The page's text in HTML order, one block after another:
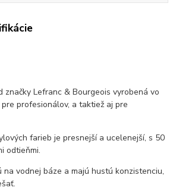
značky Lefranc & Bourgeois vyrobená vo
profesionálov, a taktiež aj pre
farieb je presnejší a ucelenejší, s 50
odtieňmi.
vodnej báze a majú hustú konzistenciu,